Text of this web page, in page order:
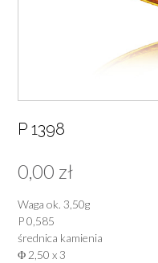
P 1398
0,00 zł
Waga ok. 3,50g
P 0,585
średnica kamienia
Φ 2,50 x 3